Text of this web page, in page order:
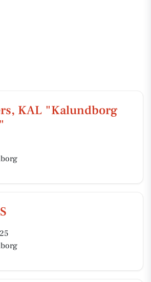
KAL "Kalundborg